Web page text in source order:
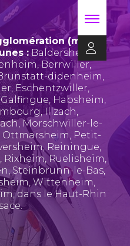
(m2A)
: Baldersheim,
, Berrwiller,
didenheim,
, Eschentzwiller,
Galfingue, Habsheim,
,Illzach,
, Morschwiller-le-
Ottmarsheim, Petit-
, Reiningue,
, Rixheim,Ruelisheim,
, Steinbrunn-le-Bas,
,Wittenheim,
, dans le Haut-Rhin